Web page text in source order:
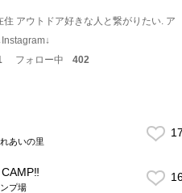
アウトドア好きな人と繋がりたい. ア
フォロー中 402
あいの里
プ場